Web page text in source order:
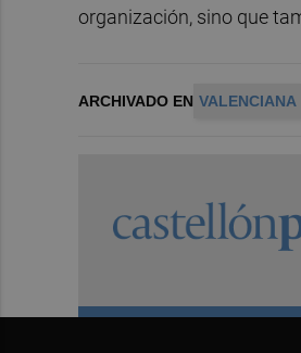
organización, sino que
ARCHIVADO EN VALENCIANA